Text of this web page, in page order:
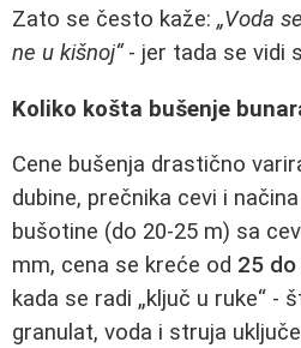
Zato se često kaže: „Voda
ne u kišnoj“- jer tada se vidi
Koliko košta bušenje
Cene bušenja drastično
dubine, prečnika cevi i
bušotine (do 20-25 m) sa
mm, cena se kreće od 25
kada se radi „ključ u ruke“ -
granulat, voda i struja